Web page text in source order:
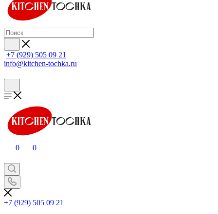
+7 (929) 505 09 21
info@kitchen-tochka.ru
0 0
+7 (929) 505 09 21